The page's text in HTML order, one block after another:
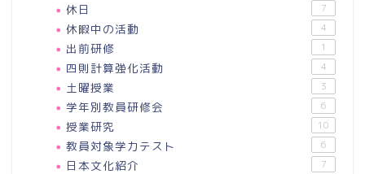
休日 7
休暇中の活動 4
出前研修 1
四則計算強化活動 4
土曜授業 3
学年別教員研修会 6
授業研究 10
教員対象学力テスト 6
日本文化紹介 7